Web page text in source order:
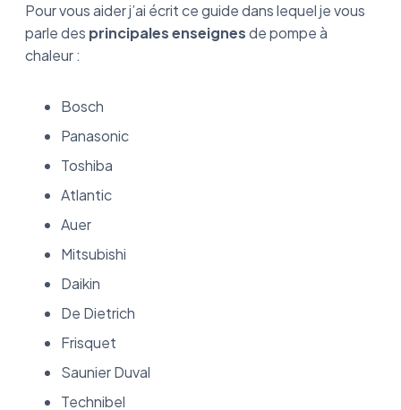
Pour vous aider j’ai écrit ce guide dans lequel je vous
parle des principales enseignesde pompe à
chaleur :
Bosch
Panasonic
Toshiba
Atlantic
Auer
Mitsubishi
Daikin
De Dietrich
Frisquet
Saunier Duval
Technibel